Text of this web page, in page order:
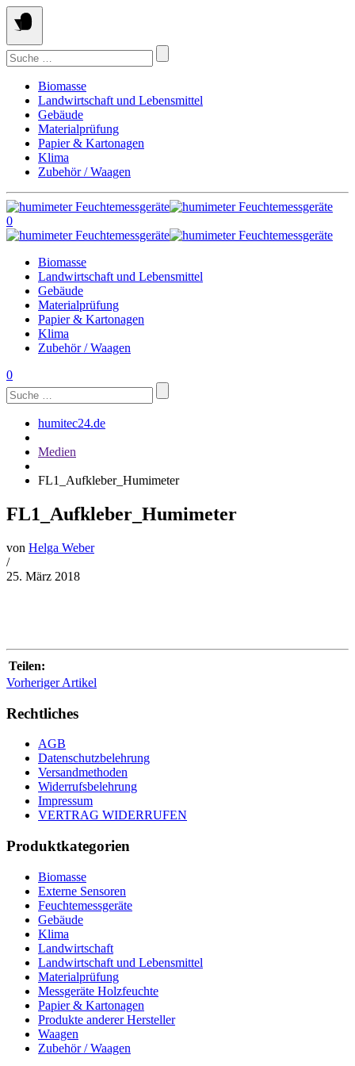
Springe
zum
Inhalt
Suchen
nach:
Biomasse
Landwirtschaft und Lebensmittel
Gebäude
Materialprüfung
Papier & Kartonagen
Klima
Zubehör / Waagen
0
Biomasse
Landwirtschaft und Lebensmittel
Gebäude
Materialprüfung
Papier & Kartonagen
Klima
Zubehör / Waagen
0
Suchen
nach:
humitec24.de
Medien
FL1_Aufkleber_Humimeter
FL1_Aufkleber_Humimeter
von Helga Weber
/
25. März 2018
Teilen:
Vorheriger Artikel
Rechtliches
AGB
Datenschutzbelehrung
Versandmethoden
Widerrufsbelehrung
Impressum
VERTRAG WIDERRUFEN
Produktkategorien
Biomasse
Externe Sensoren
Feuchtemessgeräte
Gebäude
Klima
Landwirtschaft
Landwirtschaft und Lebensmittel
Materialprüfung
Messgeräte Holzfeuchte
Papier & Kartonagen
Produkte anderer Hersteller
Waagen
Zubehör / Waagen